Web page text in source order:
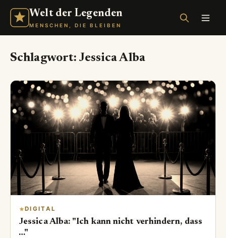
Welt der Legenden
MENSCHEN, DIE BLEIBEN
Schlagwort: Jessica Alba
DIGITAL
Jessica Alba: "Ich kann nicht verhindern, dass
…"